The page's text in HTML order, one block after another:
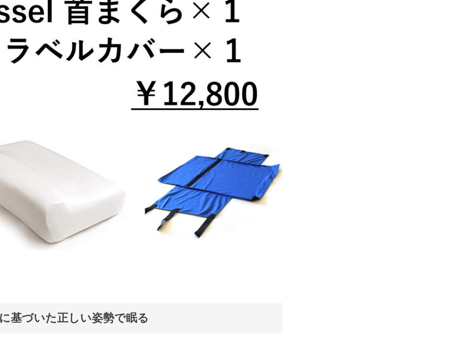
基づいた正しい姿勢で眠る